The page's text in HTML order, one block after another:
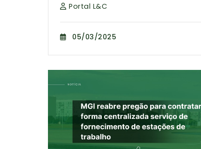
Portal L&C
05/03/2025